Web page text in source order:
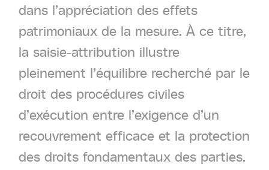
dans l’appréciation des effets
patrimoniaux de la mesure. À ce titre,
la saisie-attribution illustre
pleinement l’équilibre recherché par le
droit des procédures civiles
d’exécution entre l’exigence d’un
recouvrement efficace et la protection
des droits fondamentaux des parties.